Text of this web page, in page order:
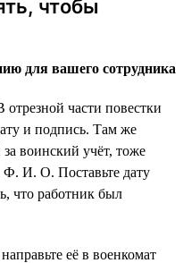
чтобы
для вашего сотрудника
части повестки
и подпись. Там же
воинский учёт, тоже
Ф. И. О. Поставьте дату
что работник был
её в военкомат